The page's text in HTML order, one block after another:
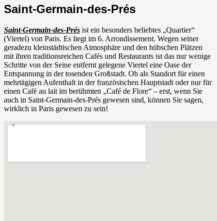
Saint-Germain-des-Prés
Saint-Germain-des-Prés ist ein besonders beliebtes „Quartier“
(Viertel) von Paris. Es liegt im 6. Arrondissement. Wegen seiner
geradezu kleinstädtischen Atmosphäre und den hübschen Plätzen
mit ihren traditionsreichen Cafés und Restaurants ist das nur wenige
Schritte von der Seine entfernt gelegene Viertel eine Oase der
Entspannung in der tosenden Großstadt. Ob als Standort für einen
mehrtägigen Aufenthalt in der französischen Hauptstadt oder nur für
einen Café au lait im berühmten „Café de Flore“ – erst, wenn Sie
auch in Saint-Germain-des-Prés gewesen sind, können Sie sagen,
wirklich in Paris gewesen zu sein!